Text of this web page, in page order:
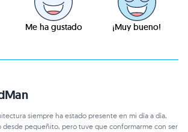
Me ha gustado ¡Muy bueno!
siempre ha estado presente en mi día a día,
desde pequeñito, pero tuve que conformarme con ser